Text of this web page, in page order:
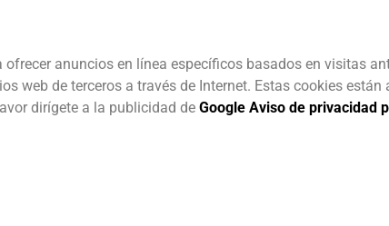
anuncios en línea específicos basados en visitas
web de terceros a través de Internet. Estas cookies están
dirígete a la publicidad de Google Aviso de privacidad